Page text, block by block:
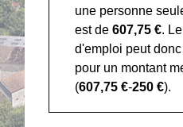
une personne
est de607,75 €.
d'emploi peut
pour un montant
(607,75 €-250 €).